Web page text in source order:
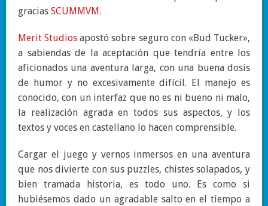
gracias SCUMMVM.
Merit Studiosapostósobre seguro con « Bud Tucker»,
a sabiendas de la aceptación que tendría entre
los
aficionados una aventura larga, con una buenadosis
de humor y no excesivamentedifícil. El manejo es
conocido,con un interfaz que noes ni bueno ni malo,
la realización agradaen todos sus aspectos,y
los
textos y voces en castellano lo hacen comprensible.
Cargar el juego y vernos inmersosen una aventura
que nosdivierte con sus puzzles, chistessolapados, y
bien tramada historia, es todo uno. Es como si
hubiésemos dado un agradable saltoeneltiempo a